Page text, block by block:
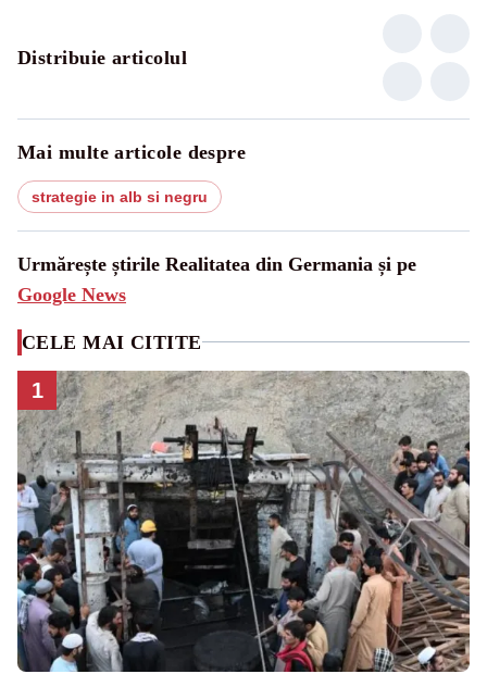
Distribuie articolul
Mai multe articole despre
strategie in alb si negru
Urmărește știrile Realitatea din Germania și pe
Google News
CELE MAI CITITE
1